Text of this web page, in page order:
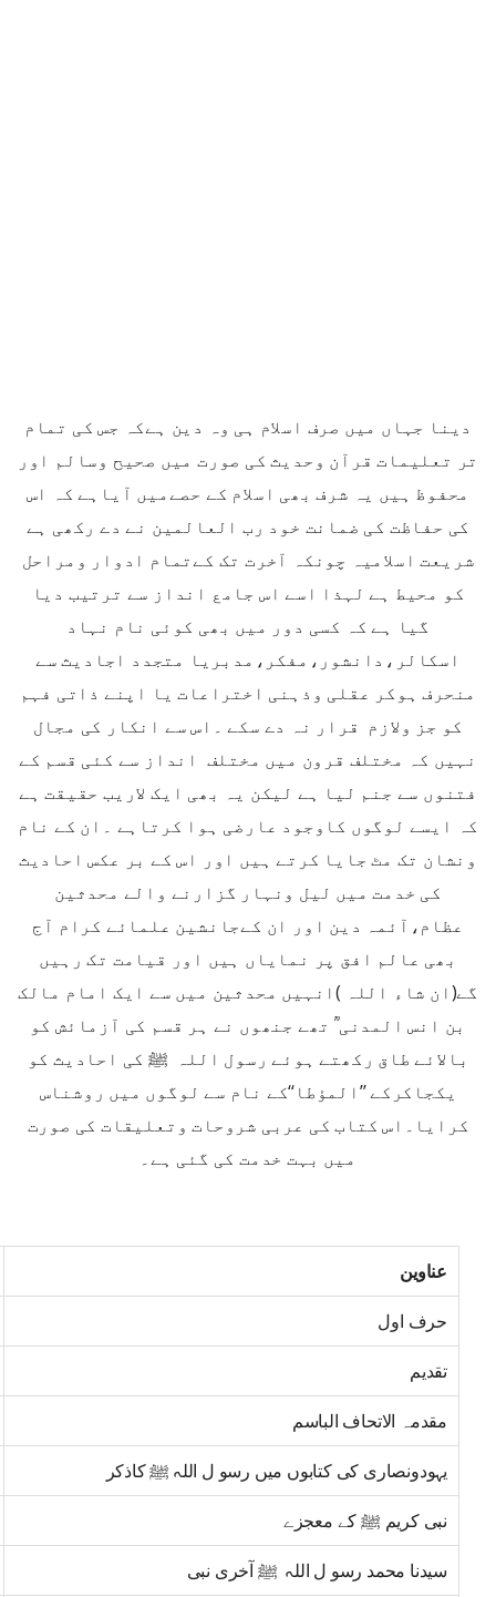
دینا جہاں میں صرف اسلام ہی وہ دین ہےکہ جس کی تمام
تر تعلیمات قرآن وحدیث کی صورت میں صحیح وسالم اور
محفوظ ہیں یہ شرف بھی اسلام کے حصےمیں آیاہے کہ اس
کی حفاظت کی ضمانت خود رب العالمین نے دے رکھی ہے
شریعت اسلامیہ چونکہ آخرت تک کےتمام ادوار ومراحل
کو محیط ہے لہذا اسے اس جامع انداز سے ترتیب دیا
گیا ہے کہ کسی دور میں بھی کوئی نام نہاد
اسکالر،دانشور،مفکر،مدبریا متجدد اجادیث سے
منحرف ہوکر عقلی وذہنی اختراعات یا اپنے ذاتی فہم
کو جز ولازم قرار نہ دے سکے ۔اس سے انکار کی مجال
نہیں کہ مختلف قرون میں مختلف انداز سے کئی قسم کے
فتنوں سے جنم لیا ہے لیکن یہ بھی ایک لاریب حقیقت ہے
کہ ایسے لوگوں کاوجود عارضی ہوا کرتاہے ۔ان کے نام
ونشان تک مٹ جایا کرتے ہیں اور اس کے بر عکس احادیث
کی خدمت میں لیل ونہار گزارنے والے محدثین
عظام،آئمہ دین اور ان کےجانشین علمائے کرام آج
بھی عالم افق پر نمایاں ہیں اور قیامت تک رہیں
گے(ان شاء اللہ )انہیں محدثین میں سے ایک امام مالک
بن انس المدنی ؒ تھے جنھوں نے ہر قسم کی آزمائش کو
بالائے طاق رکھتے ہوئے رسول اللہ ﷺ کی احادیث کو
یکجاکرکے ’’المؤطا‘‘کے نام سے لوگوں میں روشناس
کرایا۔اس کتاب کی عربی شروحات وتعلیقات کی صورت
میں بہت خدمت کی گئی ہے۔
عناوین
حرف اول
تقدیم
مقدمہ الاتحاف الباسم
یہودونصاری کی کتابوں میں رسو ل اللہ ﷺ کاذکر
نبی کریم ﷺ کے معجزے
سیدنا محمد رسو ل اللہ ﷺ آخری نبی